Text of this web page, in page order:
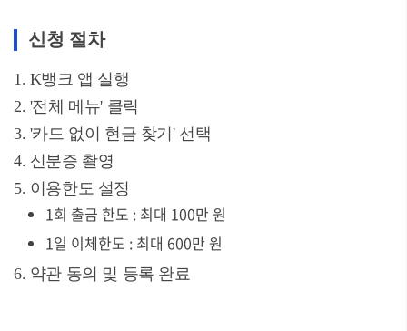
신청 절차
1. K뱅크 앱 실행
2. '전체 메뉴' 클릭
3. '카드 없이 현금 찾기' 선택
4. 신분증 촬영
5. 이용한도 설정
1회 출금 한도 : 최대 100만 원
1일 이체한도 : 최대 600만 원
6. 약관 동의 및 등록 완료